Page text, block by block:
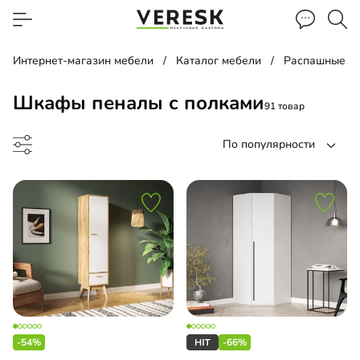
Интернет-магазин мебели Каталог мебели Распашные
Шкафы пеналы с полками91 товар
По популярности
шкаф
шкаф
-54% -66%